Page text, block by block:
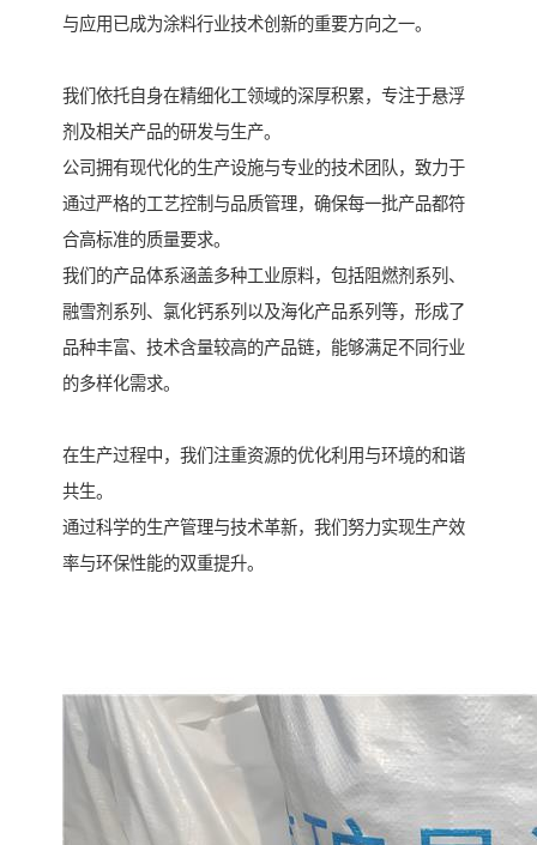
与应用已成为涂料行业技术创新的重要方向之一。
我们依托自身在精细化工领域的深厚积累，专注于悬浮
剂及相关产品的研发与生产。
公司拥有现代化的生产设施与专业的技术团队，致力于
通过严格的工艺控制与品质管理，确保每一批产品都符
合高标准的质量要求。
我们的产品体系涵盖多种工业原料，包括阻燃剂系列、
融雪剂系列、氯化钙系列以及海化产品系列等，形成了
品种丰富、技术含量较高的产品链，能够满足不同行业
的多样化需求。
在生产过程中，我们注重资源的优化利用与环境的和谐
共生。
通过科学的生产管理与技术革新，我们努力实现生产效
率与环保性能的双重提升。